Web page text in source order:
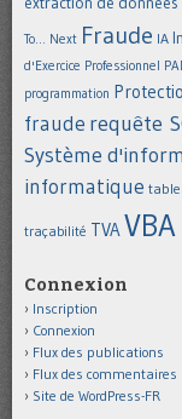
To... Next Fraude IA
d'Exercice Professionnel
programmation
fraude requête
Système
informatique
traçabilité TVA VBA
Connexion
Inscription
Connexion
Flux des publications
Flux des commentaires
Site de WordPress-FR